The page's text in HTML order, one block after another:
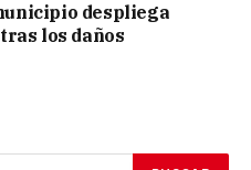
despliega
los daños